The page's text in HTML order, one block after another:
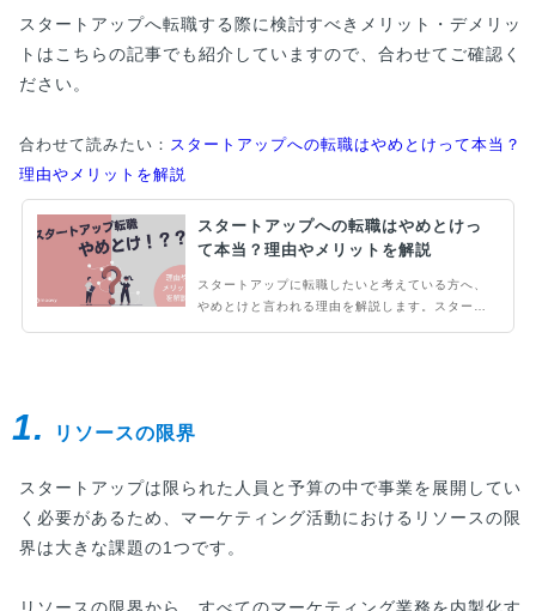
スタートアップへ転職する際に検討すべきメリット・デメリッ
トはこちらの記事でも紹介していますので、合わせてご確認く
ださい。
合わせて読みたい： スタートアップへの転職はやめとけって本当？
理由やメリットを解説
スタートアップへの転職はやめとけっ
て本当？理由やメリットを解説
スタートアップに転職したいと考えている方へ、
やめとけと言われる理由を解説します。スタート
1. リソースの限界
スタートアップは限られた人員と予算の中で事業を展開してい
く必要があるため、マーケティング活動におけるリソースの限
界は大きな課題の1つです。